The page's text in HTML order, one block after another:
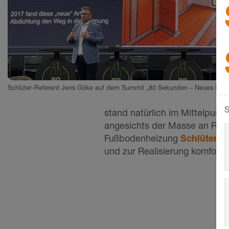
Schlüter-Referent Jens Göke auf dem Summit „80 Sekunden – Neues
stand natürlich im
angesichts der Masse an
Fußbodenheizung Schlüter-
und zur Realisierung